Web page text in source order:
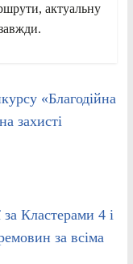
актуальну
«Благодійна
захисті
Кластерами 4 і
за всіма